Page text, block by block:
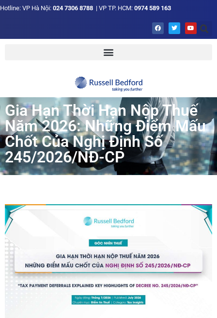
Hotline: VP Hà Nội: 024 7306 8788 | VP TP. HCM: 0974 589 163
Gia Hạn Thời Hạn Nộp Thuế
Năm 2026: Những Điểm Mấu
Chốt Của Nghị Định Số
245/2026/NĐ-CP